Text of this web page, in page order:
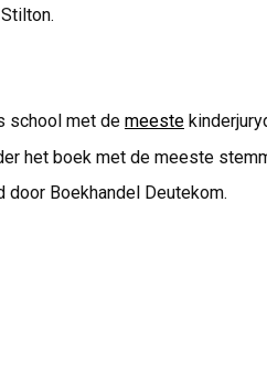
school met de meeste
het boek met de meeste
Boekhandel Deutekom.